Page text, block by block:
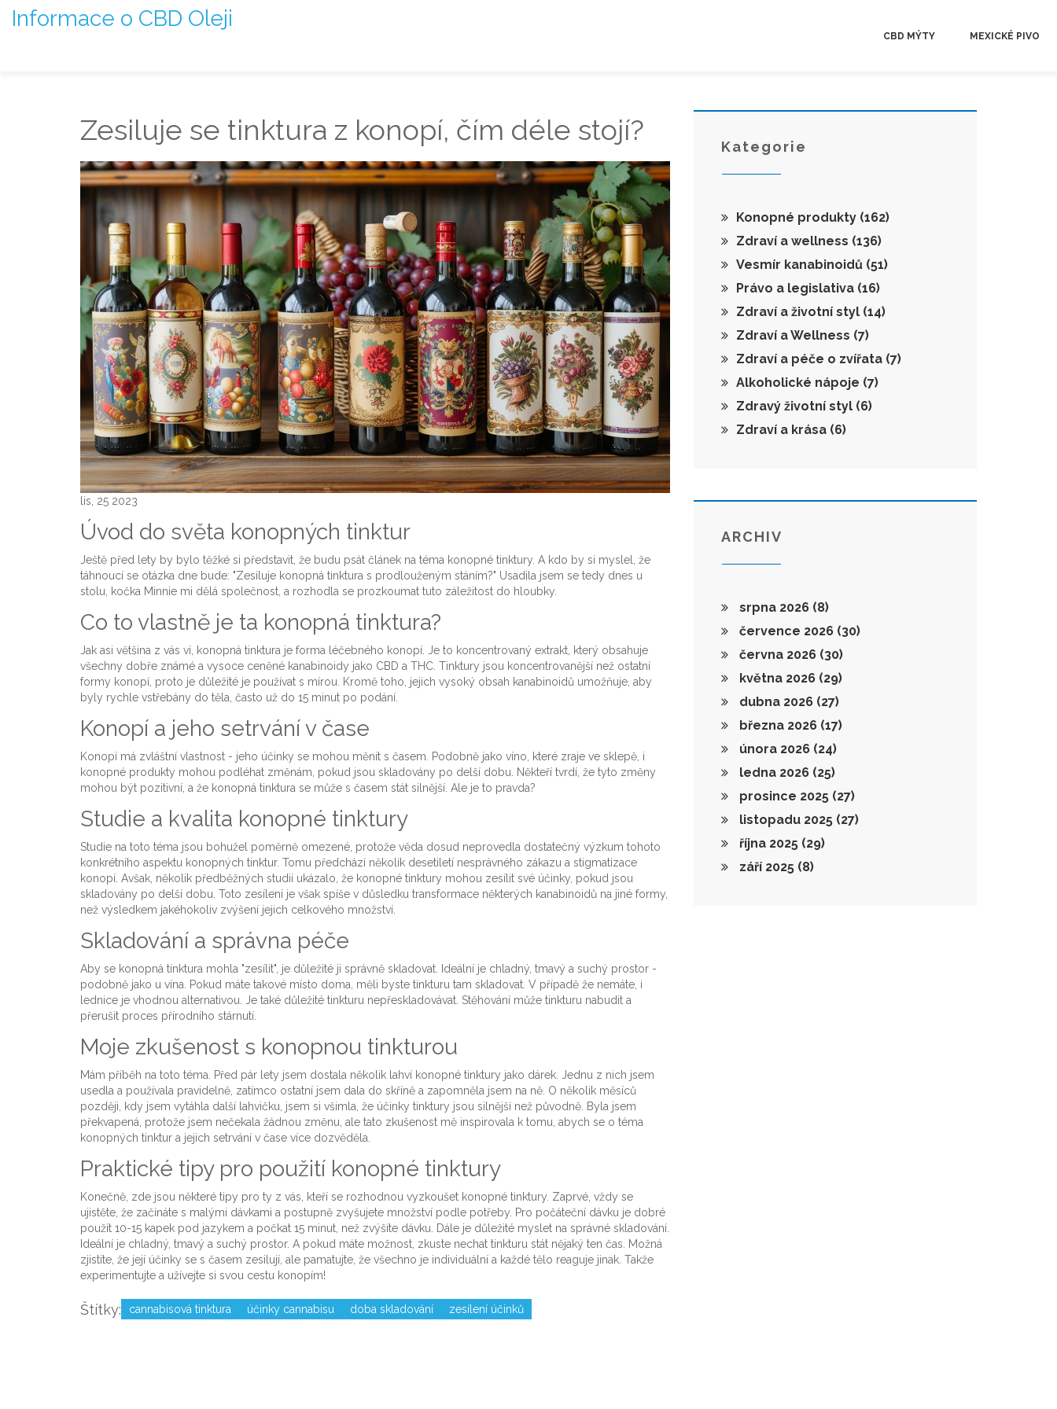
Informace o CBD Oleji
CBD MÝTY MEXICKÉ PIVO
Zesiluje se tinktura z konopí, čím déle stojí?
lis, 25 2023
Úvod do světa konopných tinktur
Ještě před lety by bylo těžké si představit, že budu psát článek na téma konopné tinktury. A kdo by si myslel, že
táhnoucí se otázka dne bude: "Zesiluje konopná tinktura s prodlouženým stáním?" Usadila jsem se tedy dnes u
stolu, kočka Minnie mi dělá společnost, a rozhodla se prozkoumat tuto záležitost do hloubky.
Co to vlastně je ta konopná tinktura?
Jak asi většina z vás ví, konopná tinktura je forma léčebného konopí. Je to koncentrovaný extrakt, který obsahuje
všechny dobře známé a vysoce ceněné kanabinoidy jako CBD a THC. Tinktury jsou koncentrovanější než ostatní
formy konopí, proto je důležité je používat s mírou. Kromě toho, jejich vysoký obsah kanabinoidů umožňuje, aby
byly rychle vstřebány do těla, často už do 15 minut po podání.
Konopí a jeho setrvání v čase
Konopí má zvláštní vlastnost - jeho účinky se mohou měnit s časem. Podobně jako víno, které zraje ve sklepě, i
konopné produkty mohou podléhat změnám, pokud jsou skladovány po delší dobu. Někteří tvrdí, že tyto změny
mohou být pozitivní, a že konopná tinktura se může s časem stát silnější. Ale je to pravda?
Studie a kvalita konopné tinktury
Studie na toto téma jsou bohužel poměrně omezené, protože věda dosud neprovedla dostatečný výzkum tohoto
konkrétního aspektu konopných tinktur. Tomu předchází několik desetiletí nesprávného zákazu a stigmatizace
konopí. Avšak, několik předběžných studií ukázalo, že konopné tinktury mohou zesílit své účinky, pokud jsou
skladovány po delší dobu. Toto zesílení je však spíše v důsledku transformace některých kanabinoidů na jiné formy,
než výsledkem jakéhokoliv zvýšení jejich celkového množství.
Skladování a správna péče
Aby se konopná tinktura mohla "zesílit", je důležité ji správně skladovat. Ideální je chladný, tmavý a suchý prostor -
podobně jako u vína. Pokud máte takové místo doma, měli byste tinkturu tam skladovat. V případě že nemáte, i
lednice je vhodnou alternativou. Je také důležité tinkturu nepřeskladovávat. Stěhování může tinkturu nabudit a
přerušit proces přírodního stárnutí.
Moje zkušenost s konopnou tinkturou
Mám příběh na toto téma. Před pár lety jsem dostala několik lahví konopné tinktury jako dárek. Jednu z nich jsem
usedla a používala pravidelně, zatímco ostatní jsem dala do skříně a zapomněla jsem na ně. O několik měsíců
později, kdy jsem vytáhla další lahvičku, jsem si všimla, že účinky tinktury jsou silnější než původně. Byla jsem
překvapená, protože jsem nečekala žádnou změnu, ale tato zkušenost mě inspirovala k tomu, abych se o téma
konopných tinktur a jejich setrvání v čase více dozvěděla.
Praktické tipy pro použití konopné tinktury
Konečně, zde jsou některé tipy pro ty z vás, kteří se rozhodnou vyzkoušet konopné tinktury. Zaprvé, vždy se
ujistěte, že začínáte s malými dávkami a postupně zvyšujete množství podle potřeby. Pro počáteční dávku je dobré
použít 10-15 kapek pod jazykem a počkat 15 minut, než zvýšíte dávku. Dále je důležité myslet na správné skladování.
Ideální je chladný, tmavý a suchý prostor. A pokud máte možnost, zkuste nechat tinkturu stát nějaký ten čas. Možná
zjistíte, že její účinky se s časem zesilují, ale pamatujte, že všechno je individuální a každé tělo reaguje jinak. Takže
experimentujte a užívejte si svou cestu konopím!
Štítky: cannabisová tinktura účinky cannabisu doba skladování zesílení účinků
Kategorie
Konopné produkty (162)
Zdraví a wellness (136)
Vesmír kanabinoidů (51)
Právo a legislativa (16)
Zdraví a životní styl (14)
Zdraví a Wellness (7)
Zdraví a péče o zvířata (7)
Alkoholické nápoje (7)
Zdravý životní styl (6)
Zdraví a krása (6)
ARCHIV
srpna 2026 (8)
července 2026 (30)
června 2026 (30)
května 2026 (29)
dubna 2026 (27)
března 2026 (17)
února 2026 (24)
ledna 2026 (25)
prosince 2025 (27)
listopadu 2025 (27)
října 2025 (29)
září 2025 (8)